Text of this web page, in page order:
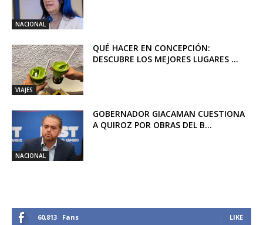
NACIONAL
VIAJES
QUÉ HACER EN CONCEPCIÓN:
DESCUBRE LOS MEJORES LUGARES ...
NACIONAL
GOBERNADOR GIACAMAN CUESTIONA
A QUIROZ POR OBRAS DEL B...
60,813 Fans LIKE